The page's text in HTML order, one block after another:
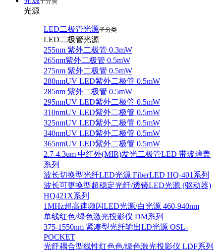
光源
LED二极管光源子分类
LED二极管光源
255nm 紫外二极管 0.3mW
265nm紫外二极管 0.5mW
275nm 紫外二极管 0.5mW
280nmUV LED紫外二极管 0.5mW
285nm 紫外二极管 0.5mW
295nmUV LED紫外二极管 0.5mW
310nmUV LED紫外二极管 0.5mW
325nmUV LED紫外二极管 0.5mW
340nmUV LED紫外二极管 0.5mW
365nmUV LED紫外二极管 0.5mW
2.7-4.3um 中红外(MIR)发光二极管LED 带玻璃盖
系列
波长切换型光纤LED光源 FiberLED HQ-401系列
波长可更换型超稳定光纤/透镜LED光源 (驱动器)
HQ421X系列
1MHz超高速频闪LED光源/白光源 460-940nm
单线红色/绿色激光投影仪 DM系列
375-1550nm 紧凑型光纤输出LD光源 OSL-
POCKET
光纤耦合型线性红色色/绿色激光投影仪 LDF系列